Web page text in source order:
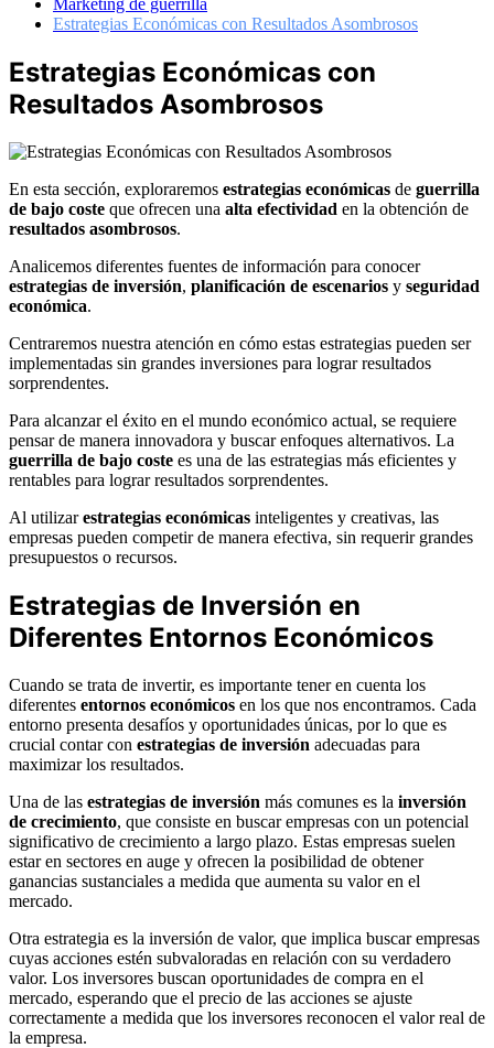
Marketing de guerrilla
Estrategias Económicas con Resultados Asombrosos
Estrategias Económicas con
Resultados Asombrosos
En esta sección, exploraremos estrategias económicas de guerrilla
de bajo coste que ofrecen una alta efectividad en la obtención de
resultados asombrosos.
Analicemos diferentes fuentes de información para conocer
estrategias de inversión, planificación de escenarios y seguridad
económica.
Centraremos nuestra atención en cómo estas estrategias pueden ser
implementadas sin grandes inversiones para lograr resultados
sorprendentes.
Para alcanzar el éxito en el mundo económico actual, se requiere
pensar de manera innovadora y buscar enfoques alternativos. La
guerrilla de bajo coste es una de las estrategias más eficientes y
rentables para lograr resultados sorprendentes.
Al utilizarestrategias económicas inteligentes y creativas, las
empresas pueden competir de manera efectiva, sin requerir grandes
presupuestos o recursos.
Estrategias de Inversión en
Diferentes Entornos Económicos
Cuando se trata de invertir, es importante tener en cuenta los
diferentes entornos económicos en los que nos encontramos. Cada
entorno presenta desafíos y oportunidades únicas, por lo que es
crucial contar con estrategias de inversión adecuadas para
maximizar los resultados.
Una de las estrategias de inversión más comunes es la inversión
de crecimiento, que consiste en buscar empresas con un potencial
significativo de crecimiento a largo plazo. Estas empresas suelen
estar en sectores en auge y ofrecen la posibilidad de obtener
ganancias sustanciales a medida que aumenta su valor en el
mercado.
Otra estrategia es la inversión de valor, que implica buscar empresas
cuyas acciones estén subvaloradas en relación con su verdadero
valor. Los inversores buscan oportunidades de compra en el
mercado, esperando que el precio de las acciones se ajuste
correctamente a medida que los inversores reconocen el valor real de
la empresa.